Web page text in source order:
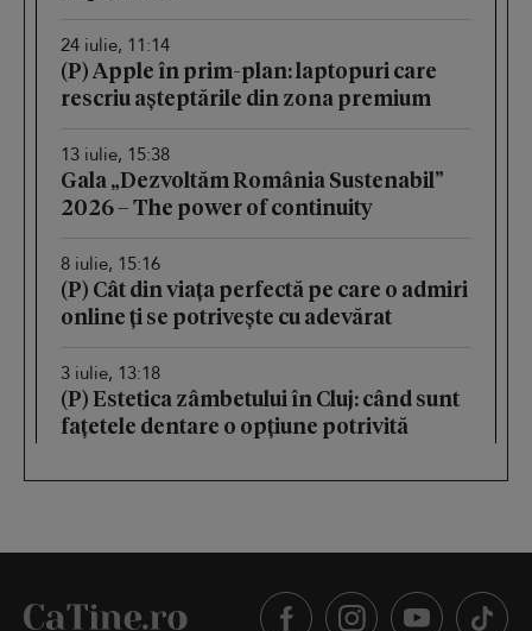
24 iulie, 11:14
(P) Apple în prim-plan: laptopuri care
rescriu așteptările din zona premium
13 iulie, 15:38
Gala „Dezvoltăm România Sustenabil”
2026 – The power of continuity
8 iulie, 15:16
(P) Cât din viața perfectă pe care o admiri
online ți se potrivește cu adevărat
3 iulie, 13:18
(P) Estetica zâmbetului în Cluj: când sunt
fațetele dentare o opțiune potrivită